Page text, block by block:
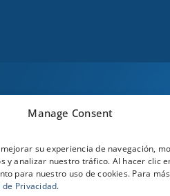
Manage Consent
su experiencia de navegación,
y analizar nuestro tráfico. Al hacer clic
para nuestro uso de cookies. Para
de Privacidad.